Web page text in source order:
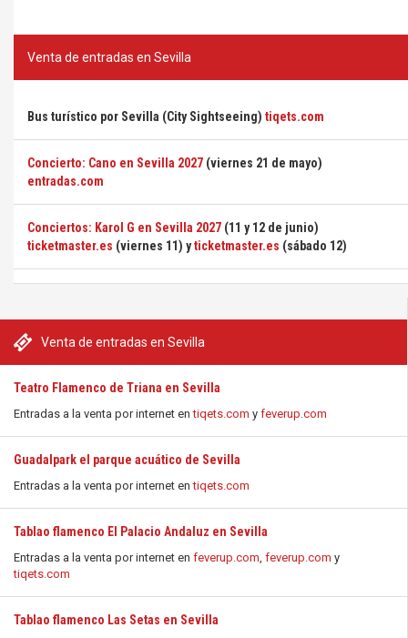
Venta de entradas en Sevilla
Teatro Flamenco de Triana en Sevilla
Entradas a la venta por internet entiqets.com y feverup.com
Guadalpark el parque acuático de Sevilla
Entradas a la venta por internet entiqets.com
Tablao flamenco El Palacio Andaluz en Sevilla
Entradas a la venta por internet en feverup.com, feverup.com y
tiqets.com
Tablao flamenco Las Setas en Sevilla
Venta de entradas en Sevilla
Bus turístico por Sevilla (City Sightseeing) tiqets.com
Concierto: Cano en Sevilla 2027 (viernes 21 de mayo)
entradas.com
Conciertos: Karol G en Sevilla 2027 (11 y 12 de junio)
ticketmaster.es (viernes 11) yticketmaster.es (sábado 12)